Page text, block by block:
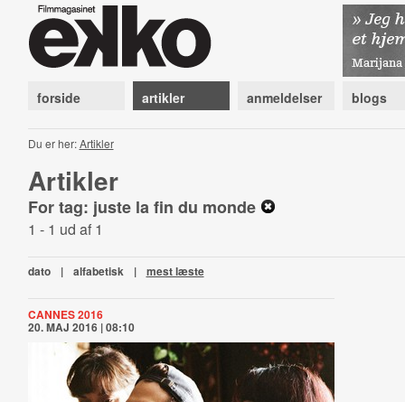
forside artikler anmeldelser blogs
Du er her:Artikler
Artikler
For tag: juste la fin du monde
1 - 1 ud af 1
dato | alfabetisk | mest læste
CANNES 2016
20. MAJ 2016 | 08:10